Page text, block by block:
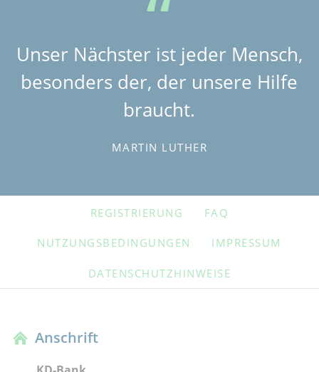
Unser Nächster ist jeder Mensch,
besonders der, der unsere Hilfe
braucht.
MARTIN LUTHER
NAVIGATION
REGISTRIERUNG FAQ
NUTZUNGSBEDINGUNGEN IMPRESSUM
DATENSCHUTZHINWEISE
Anschrift